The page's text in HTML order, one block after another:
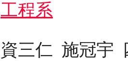
工程系
資三仁 施冠宇